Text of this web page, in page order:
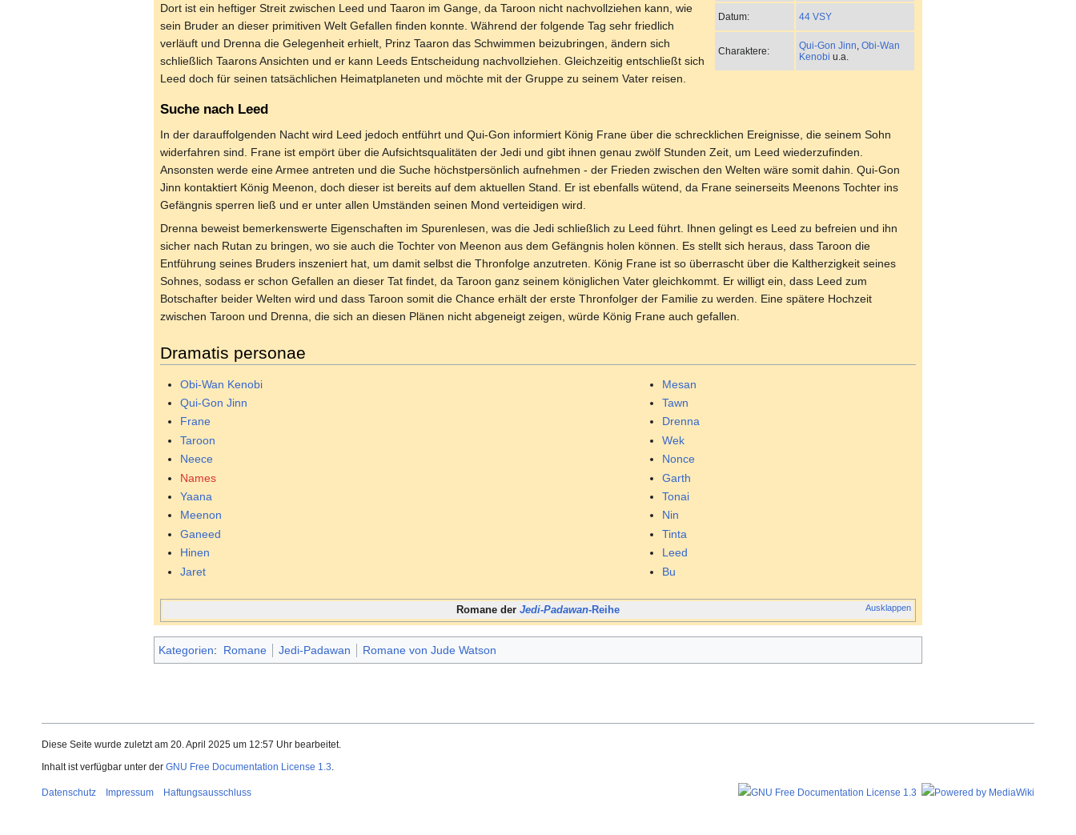
Datum: 44 VSY
Charaktere:
Qui-Gon Jinn Obi-Wan
Kenobi u.a.
Dort ist ein heftiger Streit zwischen Leed und Taaron im Gange, da Taroon nicht nachvollziehen kann, wie
sein Bruder an dieser primitiven Welt Gefallen finden konnte. Während der folgende Tag sehr friedlich
verläuft und Drenna die Gelegenheit erhielt, Prinz Taaron das Schwimmen beizubringen, ändern sich
schließlich Taarons Ansichten und er kann Leeds Entscheidung nachvollziehen. Gleichzeitig entschließt sich
Leed doch für seinen tatsächlichen Heimatplaneten und möchte mit der Gruppe zu seinem Vater reisen.
Suche nach Leed
In der darauffolgenden Nacht wird Leed jedoch entführt und Qui-Gon informiert König Frane über die schrecklichen Ereignisse, die seinem Sohn
widerfahren sind. Frane ist empört über die Aufsichtsqualitäten der Jedi und gibt ihnen genau zwölf Stunden Zeit, um Leed wiederzufinden.
Ansonsten werde eine Armee antreten und die Suche höchstpersönlich aufnehmen - der Frieden zwischen den Welten wäre somit dahin. Qui-Gon
Jinn kontaktiert König Meenon, doch dieser ist bereits auf dem aktuellen Stand. Er ist ebenfalls wütend, da Frane seinerseits Meenons Tochter ins
Gefängnis sperren ließ und er unter allen Umständen seinen Mond verteidigen wird.
Drenna beweist bemerkenswerte Eigenschaften im Spurenlesen, was die Jedi schließlich zu Leed führt. Ihnen gelingt es Leed zu befreien und ihn
sicher nach Rutan zu bringen, wo sie auch die Tochter von Meenon aus dem Gefängnis holen können. Es stellt sich heraus, dass Taroon die
Entführung seines Bruders inszeniert hat, um damit selbst die Thronfolge anzutreten. König Frane ist so überrascht über die Kaltherzigkeit seines
Sohnes, sodass er schon Gefallen an dieser Tat findet, da Taroon ganz seinem königlichen Vater gleichkommt. Er willigt ein, dass Leed zum
Botschafter beider Welten wird und dass Taroon somit die Chance erhält der erste Thronfolger der Familie zu werden. Eine spätere Hochzeit
zwischen Taroon und Drenna, die sich an diesen Plänen nicht abgeneigt zeigen, würde König Frane auch gefallen.
Dramatis personae
Obi-Wan Kenobi
Qui-Gon Jinn
Frane
Taroon
Neece
Names
Yaana
Meenon
Ganeed
Hinen
Jaret
Mesan
Tawn
Drenna
Wek
Nonce
Garth
Tonai
Nin
Tinta
Leed
Bu
Romane der Jedi-Padawan-Reihe Ausklappen
Kategorien: Romane Jedi-Padawan Romane von Jude Watson
Diese Seite wurde zuletzt am 20. April 2025 um 12:57 Uhr bearbeitet.
Inhalt ist verfügbar unter der GNU Free Documentation License 1.3
Datenschutz Impressum Haftungsausschluss